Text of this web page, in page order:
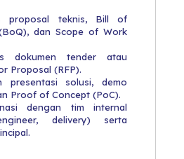
proposal teknis, Bill of
dan Scope of Work
dokumen tender atau
Proposal (RFP).
presentasi solusi, demo
Proof of Concept (PoC).
dengan tim internal
delivery) serta